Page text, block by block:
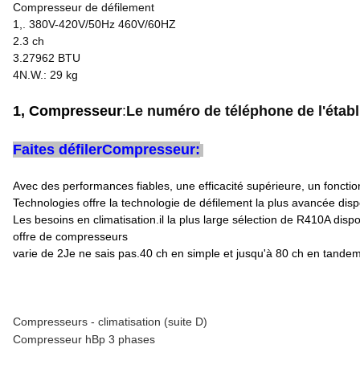
Compresseur de défilement
1,. 380V-420V/50Hz 460V/60HZ
2.3 ch
3.27962 BTU
4N.W.: 29 kg
1, Compresseur:Le numéro de téléphone de
Faites défilerCompresseur:
Avec des performances fiables, une efficacité supérieure, un
Technologies offre la technologie de défilement la plus avancée
Les besoins en climatisation. il la plus large sélection de R410A
offre de compresseurs
varie de 2Je ne sais pas. 40 ch en simple et jusqu'à 80 ch en
Compresseurs - climatisation (suite D)
Compresseur hBp 3 phases